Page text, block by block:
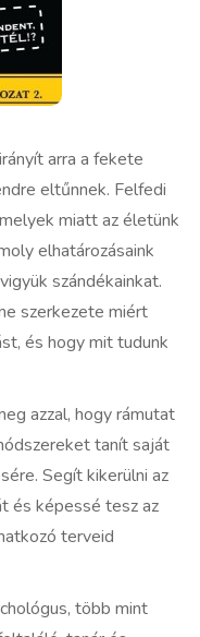
arra a fekete
eltűnnek. Felfedi
miatt az életünk
elhatározásaink
szándékainkat.
szerkezete miért
és hogy mit tudunk
azzal, hogy rámutat
tanít saját
Segít kikerülni az
és képessé tesz az
terveid
több mint